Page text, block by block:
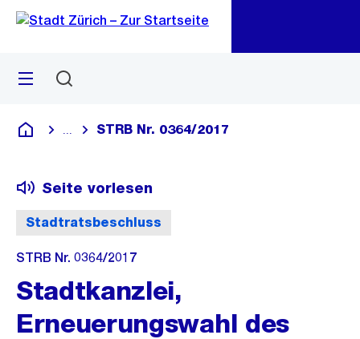
Navigation
Sprunglink
Menü
Deutsch
Blende alle Breadcrumbs ein
STRB Nr. 0364/2017
Stadtratsbeschluss
Seite vorlesen
STRB Nr. 0364/2017
Stadtkanzlei,
Erneuerungswahl des